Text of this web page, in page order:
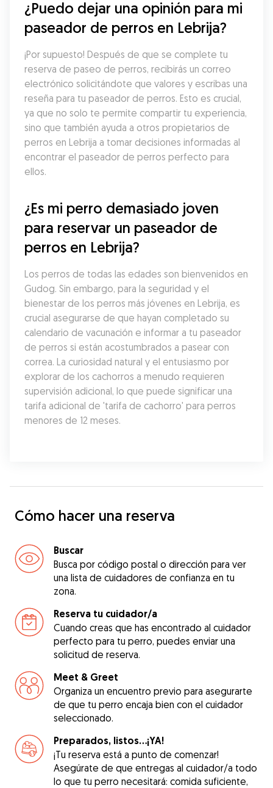
¿Puedo dejar una opinión para mi
paseador de perros en Lebrija?
¡Por supuesto! Después de que se complete tu
reserva de paseo de perros, recibirás un correo
electrónico solicitándote que valores y escribas una
reseña para tu paseador de perros. Esto es crucial,
ya que no solo te permite compartir tu experiencia,
sino que también ayuda a otros propietarios de
perros en Lebrija a tomar decisiones informadas al
encontrar el paseador de perros perfecto para
ellos.
¿Es mi perro demasiado joven
para reservar un paseador de
perros en Lebrija?
Los perros de todas las edades son bienvenidos en
Gudog. Sin embargo, para la seguridad y el
bienestar de los perros más jóvenes en Lebrija, es
crucial asegurarse de que hayan completado su
calendario de vacunación e informar a tu paseador
de perros si están acostumbrados a pasear con
correa. La curiosidad natural y el entusiasmo por
explorar de los cachorros a menudo requieren
supervisión adicional, lo que puede significar una
tarifa adicional de 'tarifa de cachorro' para perros
menores de 12 meses.
Cómo hacer una reserva
Buscar
Busca por código postal o dirección para ver
una lista de cuidadores de confianza en tu
zona.
Reserva tu cuidador/a
Cuando creas que has encontrado al cuidador
perfecto para tu perro, puedes enviar una
solicitud de reserva.
Meet & Greet
Organiza un encuentro previo para asegurarte
de que tu perro encaja bien con el cuidador
seleccionado.
Preparados, listos...¡YA!
¡Tu reserva está a punto de comenzar!
Asegúrate de que entregas al cuidador/a todo
lo que tu perro necesitará: comida suficiente,